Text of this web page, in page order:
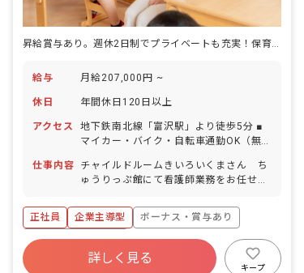
昇給賞与あり。週休2日制でプライベートも充実！保育職看護師の募集です！
給与 月給207,000円 ~
休日 年間休日120日以上
アクセス
地下鉄南北線「富沢駅」より徒歩5分 ■
マイカー・バイク・自転車通勤OK（無
仕事内容
チャイルドルームきいろいくまさん ち
ゅうりっぷ館にて看護師業務をお任せし
対応 ・園児の健康 ・保健、衛生 ・食事
の管理 ・保健、衛生に関する職員への研
修実施等
正社員 企業主導型
ボーナス・賞与あり
年間休日120日以上
寮・住宅・家賃補助あり
社会保険完備
詳しく見る
キープ